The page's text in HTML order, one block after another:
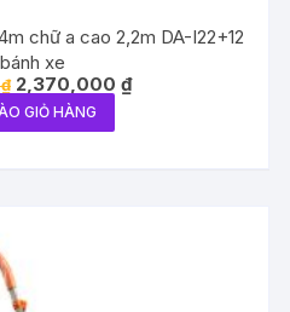
chữ a cao 2,2m DA-I22+12
xe
₫ Giá
gốc
là:
3,550,000 ₫.
2,370,000 ₫Giá
hiện
GIỎ HÀNG